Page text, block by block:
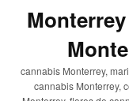
cannabis Monterrey,
cannabis Monterrey,